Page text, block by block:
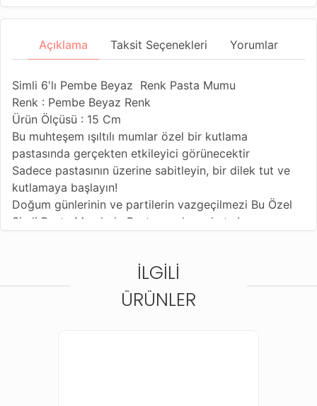
Açıklama Taksit Seçenekleri Yorumlar
Simli 6'lı Pembe Beyaz Renk Pasta Mumu
Renk : Pembe Beyaz Renk
Ürün Ölçüsü : 15 Cm
Bu muhteşem ışıltılı mumlar özel bir kutlama
pastasında gerçekten etkileyici görünecektir
Sadece pastasının üzerine sabitleyin, bir dilek tut ve
kutlamaya başlayın!
Doğum günlerinin ve partilerin vazgeçilmezi Bu Özel
Simli Pasta Mumlarla Pastanıza hava katın!
İLGILI
ÜRÜNLER